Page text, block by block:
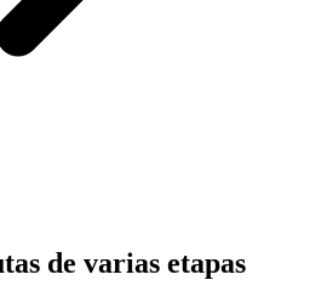
de varias etapas